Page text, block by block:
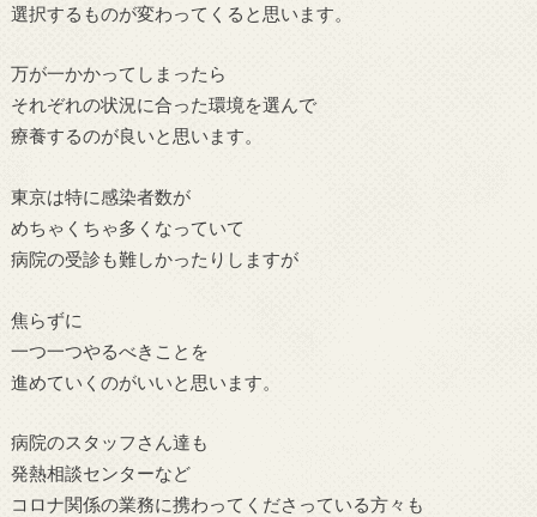
選択するものが変わってくると思います。
万が一かかってしまったら
それぞれの状況に合った環境を選んで
療養するのが良いと思います。
東京は特に感染者数が
めちゃくちゃ多くなっていて
病院の受診も難しかったりしますが
焦らずに
一つ一つやるべきことを
進めていくのがいいと思います。
病院のスタッフさん達も
発熱相談センターなど
コロナ関係の業務に携わってくださっている方々も